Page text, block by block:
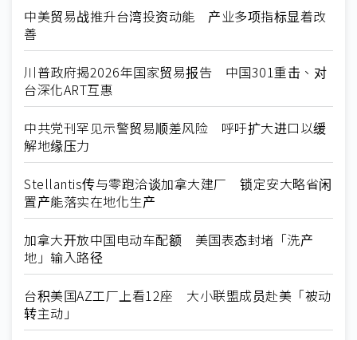
中美贸易战推升台湾投资动能 产业多项指标显着改
善
川普政府揭2026年国家贸易报告 中国301重击、对
台深化ART互惠
中共党刊罕见示警贸易顺差风险 呼吁扩大进口以缓
解地缘压力
Stellantis传与零跑洽谈加拿大建厂 锁定安大略省闲
置产能落实在地化生产
加拿大开放中国电动车配额 美国表态封堵「洗产
地」输入路径
台积美国AZ工厂上看12座 大小联盟成员赴美「被动
转主动」